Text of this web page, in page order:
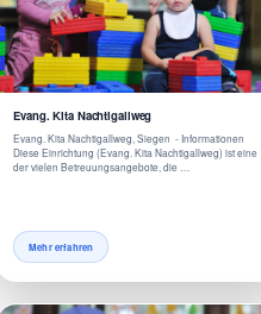
Evang. Kita Nachtigallweg
Evang. Kita Nachtigallweg, Siegen - Informationen
Diese Einrichtung (Evang. Kita Nachtigallweg) ist eine
der vielen Betreuungsangebote, die …
Mehr erfahren